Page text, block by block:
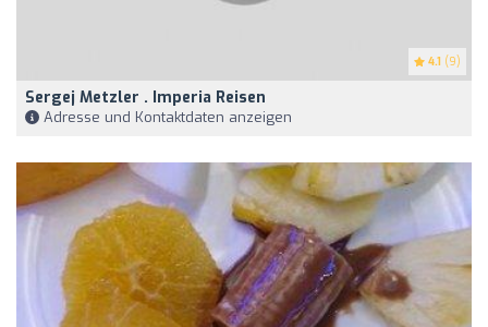
4.1 (9)
Sergej Metzler . Imperia Reisen
Adresse und Kontaktdaten anzeigen